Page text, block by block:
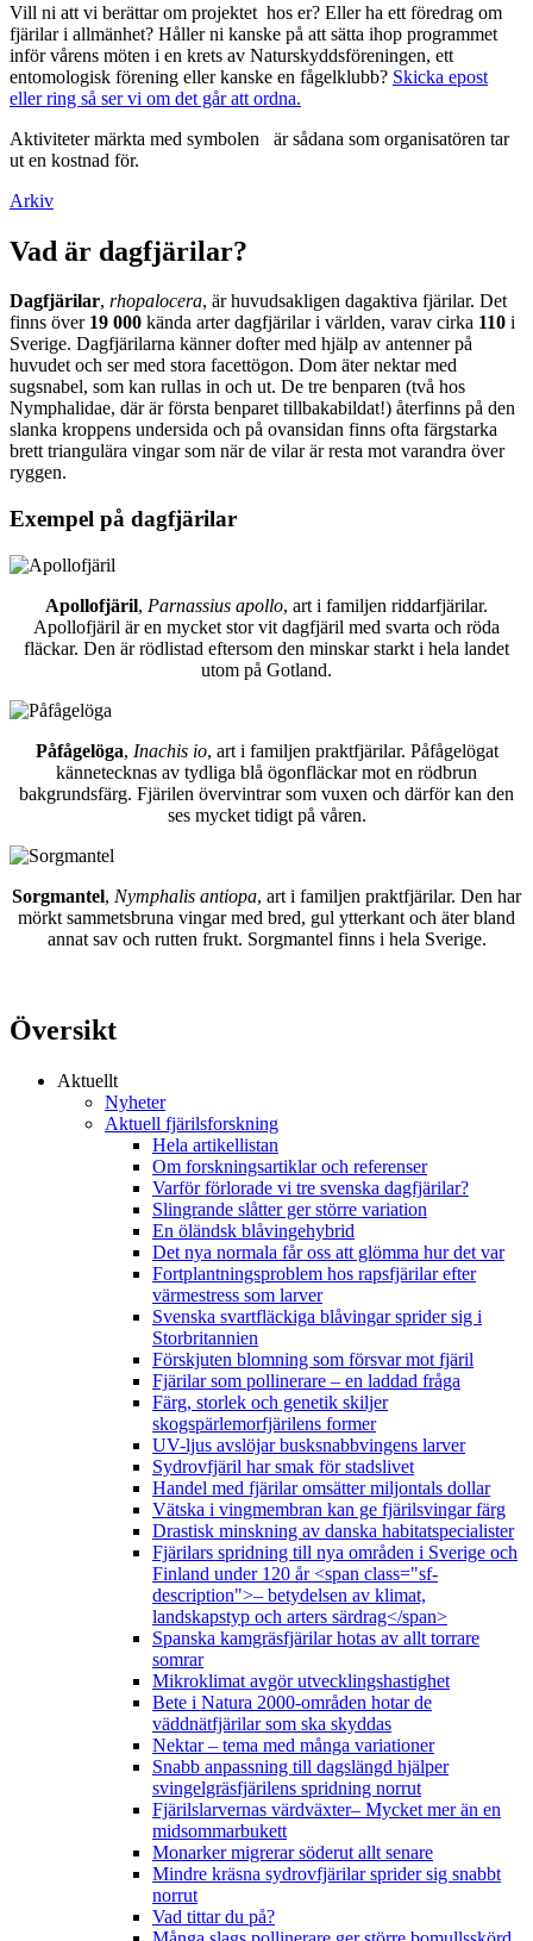
Vill ni att vi berättar om projektet hos er? Eller ha ett föredrag om
fjärilar i allmänhet? Håller ni kanske på att sätta ihop programmet
inför vårens möten i en krets av Naturskyddsföreningen, ett
entomologisk förening eller kanske en fågelklubb? Skicka epost
eller ring så ser vi om det går att ordna.
Aktiviteter märkta med symbolen
är sådana som organisatören tar
ut en kostnad för.
Arkiv
Vad är dagfjärilar?
Dagfjärilar, rhopalocera, är huvudsakligen dagaktiva fjärilar. Det
finns över 19 000 kända arter dagfjärilar i världen, varav cirka 110 i
Sverige. Dagfjärilarna känner dofter med hjälp av antenner på
huvudet och ser med stora facettögon. Dom äter nektar med
sugsnabel, som kan rullas in och ut. De tre benparen (två hos
Nymphalidae, där är första benparet tillbakabildat!) återfinns på den
slanka kroppens undersida och på ovansidan finns ofta färgstarka
brett triangulära vingar som när de vilar är resta mot varandra över
ryggen.
Exempel på dagfjärilar
Apollofjäril, Parnassius apollo, art i familjen riddarfjärilar.
Apollofjäril är en mycket stor vit dagfjäril med svarta och röda
fläckar. Den är rödlistad eftersom den minskar starkt i hela landet
utom på Gotland.
Påfågelöga, Inachis io, art i familjen praktfjärilar. Påfågelögat
kännetecknas av tydliga blå ögonfläckar mot en rödbrun
bakgrundsfärg. Fjärilen övervintrar som vuxen och därför kan den
ses mycket tidigt på våren.
Sorgmantel, Nymphalis antiopa, art i familjen praktfjärilar. Den har
mörkt sammetsbruna vingar med bred, gul ytterkant och äter bland
annat sav och rutten frukt. Sorgmantel finns i hela Sverige.
Översikt
Aktuellt
Nyheter
Aktuell fjärilsforskning
Hela artikellistan
Om forskningsartiklar och referenser
Varför förlorade vi tre svenska dagfjärilar?
Slingrande slåtter ger större variation
En öländsk blåvingehybrid
Det nya normala får oss att glömma hur det var
Fortplantningsproblem hos rapsfjärilar efter
värmestress som larver
Svenska svartfläckiga blåvingar sprider sig i
Storbritannien
Förskjuten blomning som försvar mot fjäril
Fjärilar som pollinerare – en laddad fråga
Färg, storlek och genetik skiljer
skogspärlemorfjärilens former
UV-ljus avslöjar busksnabbvingens larver
Sydrovfjäril har smak för stadslivet
Handel med fjärilar omsätter miljontals dollar
Vätska i vingmembran kan ge fjärilsvingar färg
Drastisk minskning av danska habitatspecialister
Fjärilars spridning till nya områden i Sverige och
Finland under 120 år <span class="sf-
description">– betydelsen av klimat,
landskapstyp och arters särdrag</span>
Spanska kamgräsfjärilar hotas av allt torrare
somrar
Mikroklimat avgör utvecklingshastighet
Bete i Natura 2000-områden hotar de
väddnätfjärilar som ska skyddas
Nektar – tema med många variationer
Snabb anpassning till dagslängd hjälper
svingelgräsfjärilens spridning norrut
Fjärilslarvernas värdväxter– Mycket mer än en
midsommarbukett
Monarker migrerar söderut allt senare
Mindre kräsna sydrovfjärilar sprider sig snabbt
norrut
Vad tittar du på?